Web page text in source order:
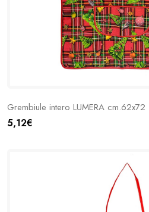
Grembiule intero LUMERA cm.62x72
5,12€